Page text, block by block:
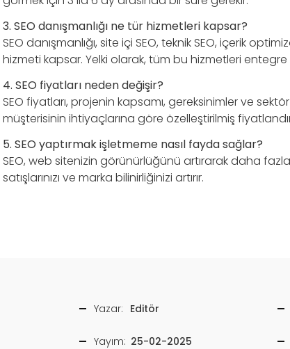
3. SEO danışmanlığı ne tür hizmetleri kapsar?
SEO danışmanlığı, site içi SEO, teknik SEO, içerik
hizmeti kapsar. Yelki olarak, tüm bu hizmetleri
4. SEO fiyatları neden değişir?
SEO fiyatları, projenin kapsamı, gereksinimler ve
müşterisinin ihtiyaçlarına göre özelleştirilmiş
5. SEO yaptırmak işletmeme nasıl fayda sağlar?
SEO, web sitenizin görünürlüğünü artırarak daha
satışlarınızı ve marka bilinirliğinizi artırır.
Yazar: Editör
Yayım: 25-02-2025